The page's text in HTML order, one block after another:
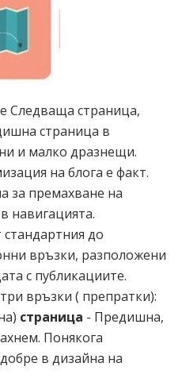
Следваща страница,
страница в
и малко дразнещи.
на блога е факт.
за премахване на
навигацията.
до
връзки, разположени
с публикациите.
връзки ( препратки):
страница - Предишна,
Понякога
в дизайна на